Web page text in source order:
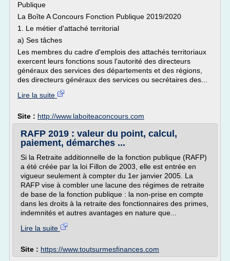
Publique
La Boîte A Concours Fonction Publique 2019/2020
1. Le métier d'attaché territorial
a) Ses tâches
Les membres du cadre d'emplois des attachés territoriaux
exercent leurs fonctions sous l'autorité des directeurs
généraux des services des départements et des régions,
des directeurs généraux des services ou secrétaires des...
Lire la suite
Site : http://www.laboiteaconcours.com
RAFP 2019 : valeur du point, calcul,
paiement, démarches ...
Si la Retraite additionnelle de la fonction publique (RAFP)
a été créée par la loi Fillon de 2003, elle est entrée en
vigueur seulement à compter du 1er janvier 2005. La
RAFP vise à combler une lacune des régimes de retraite
de base de la fonction publique : la non-prise en compte
dans les droits à la retraite des fonctionnaires des primes,
indemnités et autres avantages en nature que...
Lire la suite
Site : https://www.toutsurmesfinances.com